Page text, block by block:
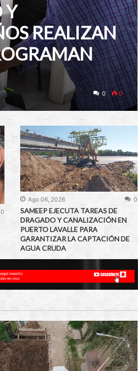
Y
REALIZAN
0 0
0
Ago 06, 2026 0
SAMEEP EJECUTA TAREAS DE
DRAGADO Y CANALIZACIÓN EN
PUERTO LAVALLE PARA
GARANTIZAR LA CAPTACIÓN DE
AGUA CRUDA